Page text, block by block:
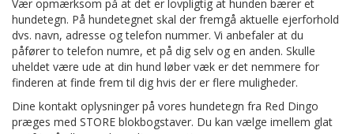
Vær opmærksom på at det er lovpligtig at hunden bærer et
hundetegn. På hundetegnet skal der fremgå aktuelle ejerforhold
dvs. navn, adresse og telefon nummer. Vi anbefaler at du
påfører to telefon numre, et på dig selv og en anden. Skulle
uheldet være ude at din hund løber væk er det nemmere for
finderen at finde frem til dig hvis der er flere muligheder.
Dine kontakt oplysninger på vores hundetegn fra Red Dingo
præges med STORE blokbogstaver. Du kan vælge imellem glat